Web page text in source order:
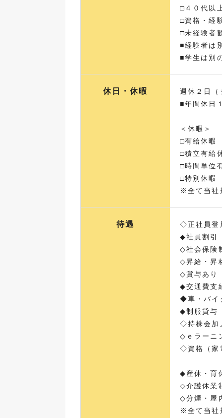
□４０代以
□資格・経
□未経験者
■経験者は
■学生は別
休日・休暇
週休２日（
■年間休日
＜休暇＞
□有給休暇
□積立有給
□時間単位
□特別休
※全て当社
待遇
◇正社員登
◆社員割引
◇社会保険
◇昇給・昇
◇賞与あり
◆交通費支
◆車・バイ
◆制服貸与
◇持株会加
◇ｅラーニ
◇資格（家
◆産休・育
◇介護休業
◇分煙・屋
※全て当社